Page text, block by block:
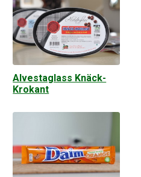
Alvestaglass Knäck-
Krokant